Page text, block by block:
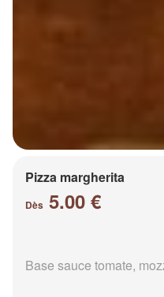
Pizza margherita
Dès 5.00 €
Base sauce tomate,